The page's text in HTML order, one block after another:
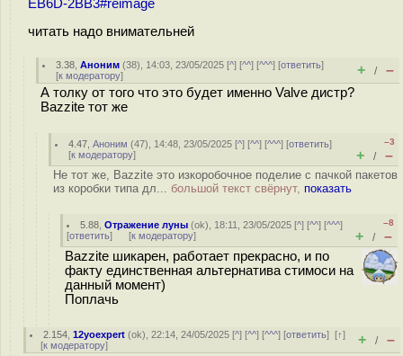
EB6D-2BB3#reimage
читать надо внимательней
3.38 ,Аноним (38), 14:03, 23/05/2025 [^] [^^] [^^^] [ответить]
[к модератору] + / –
А толку от того что это будет именно Valve дистр?
Bazzite тот же
4.47 ,Аноним (47), 14:48, 23/05/2025 [^] [^^] [^^^] [ответить]
[к модератору]
–3
+ / –
Не тот же, Bazzite это изкоробочное поделие с пачкой пакетов
из коробки типа дл... большой текст свёрнут, показать
5.88 ,Отражение луны (ok), 18:11, 23/05/2025 [^] [^^] [^^^]
[ответить] [к модератору]
–8
+ / –
Bazzite шикарен, работает прекрасно, и по
факту единственная альтернатива стимоси на
данный момент)
Поплачь
2.154 ,12yoexpert (ok), 22:14, 24/05/2025 [^] [^^] [^^^] [ответить][↑]
[к модератору] + / –